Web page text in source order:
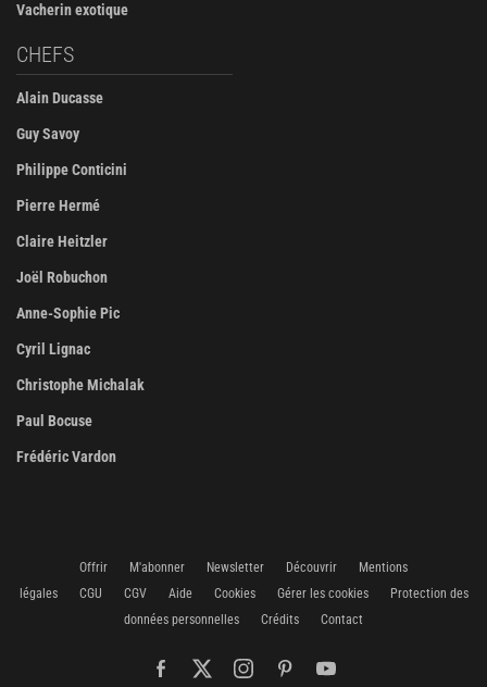
Vacherin exotique
CHEFS
Alain Ducasse
Guy Savoy
Philippe Conticini
Pierre Hermé
Claire Heitzler
Joël Robuchon
Anne-Sophie Pic
Cyril Lignac
Christophe Michalak
Paul Bocuse
Frédéric Vardon
Offrir M'abonner Newsletter Découvrir
Mentions
légales
CGU CGV Aide Cookies Gérer les cookies
Protection des
données personnelles
Crédits Contact